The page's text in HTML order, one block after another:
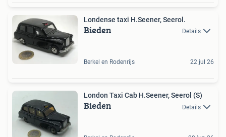
Londense taxi H.Seener, Seerol.
Bieden Details
Berkel en Rodenrijs 22 jul 26
London Taxi Cab H.Seener, Seerol (S)
Bieden Details